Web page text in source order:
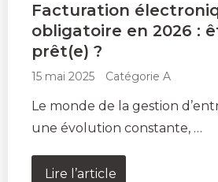
Facturation
obligatoire en 2026 :
prêt(e) ?
15 mai 2025 Catégorie A
Le monde de la gestion
une évolution constante, …
Lire l’article